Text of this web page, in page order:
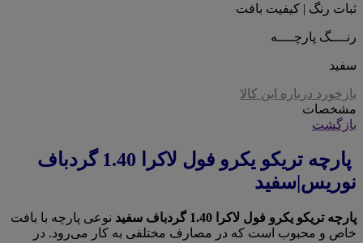
ثبات رنگ | کیفیت بافت
رنــــگ پارچــــه
سفید
بازخورد درباره این کالا
مشخصات
بازگشت
پارچه تریکو یکرو فول لاکرا 1.40 گردباف
نوریس|سفید
پارچه تریکو یکرو فول لاکرا 1.40 گردباف سفید
نوعی پارچه با بافت
خاص و محبوب است که در مصارف مختلفی به کار می‌رود. در